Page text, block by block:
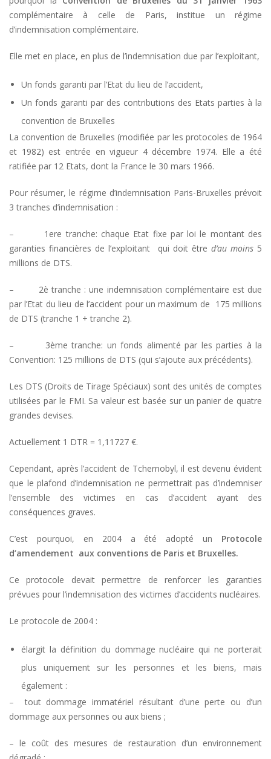
complémentaire à celle de Paris, institue un régime
d’indemnisation complémentaire.
Elle met en place, en plus de l’indemnisation due par l’exploitant,
Un fonds garanti par l’Etat du lieu de l’accident,
Un fonds garanti par des contributions des Etats parties à la
convention de Bruxelles
La convention de Bruxelles (modifiée par les protocoles de 1964
et 1982) est entrée en vigueur 4 décembre 1974. Elle a été
ratifiée par 12 Etats, dont la France le 30 mars 1966.
Pour résumer, le régime d’indemnisation Paris-Bruxelles prévoit
3 tranches d’indemnisation :
– 1ere tranche: chaque Etat fixe par loi le montant des
garanties financières de l’exploitant qui doit être d’au moins5
millions de DTS.
– 2è tranche : une indemnisation complémentaire est due
par l’Etat du lieu de l’accident pour un maximum de 175 millions
de DTS (tranche 1 + tranche 2).
– 3ème tranche: un fonds alimenté par les parties à la
Convention: 125 millions de DTS (qui s’ajoute aux précédents).
Les DTS (Droits de Tirage Spéciaux) sont des unités de comptes
utilisées par le FMI. Sa valeur est basée sur un panier de quatre
grandes devises.
Actuellement 1 DTR = 1,11727 €.
Cependant, après l’accident de Tchernobyl, il est devenu évident
que le plafond d’indemnisation ne permettrait pas d’indemniser
l’ensemble des victimes en cas d’accident ayant des
conséquences graves.
C’est pourquoi, en 2004 a été adopté un Protocole
d’amendement aux conventions de Paris et Bruxelles.
Ce protocole devait permettre de renforcer les garanties
prévues pour l’indemnisation des victimes d’accidents nucléaires.
Le protocole de 2004 :
élargit la définition du dommage nucléaire qui ne porterait
plus uniquement sur les personnes et les biens, mais
également :
– tout dommage immatériel résultant d’une perte ou d’un
dommage aux personnes ou aux biens ;
– le coût des mesures de restauration d’un environnement